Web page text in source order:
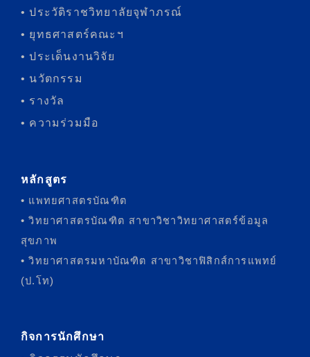
• ประวัติราชวิทยาลัยจุฬาภรณ์
• ยุทธศาสตร์คณะฯ
• ประเด็นงานวิจัย
• นวัตกรรม
• รางวัล
• ความร่วมมือ
หลักสูตร
• แพทยศาสตรบัณฑิต
• วิทยาศาสตรบัณฑิต สาขาวิชาวิทยาศาสตร์ข้อมูล
สุขภาพ
• วิทยาศาสตรมหาบัณฑิต สาขาวิชาฟิสิกส์การแพทย์
(ป.โท)
กิจการนักศึกษา